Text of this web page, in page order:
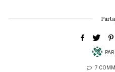
PAR
7